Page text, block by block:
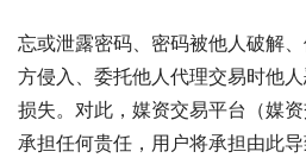
忘或泄露密码、密码被他人破解
方侵入、委托他人代理交易时他
损失。对此，媒资交易平台（媒
承担任何贵任，用户将承担由此导